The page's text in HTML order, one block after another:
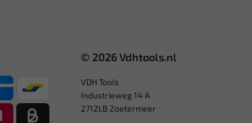
© 2026 Vdhtools.nl
VDH Tools
Industrieweg 14 A
2712LB Zoetermeer